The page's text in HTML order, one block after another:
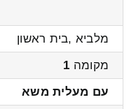
מלביא ,בית ראשון
מקומה 1
עם מעלית משא